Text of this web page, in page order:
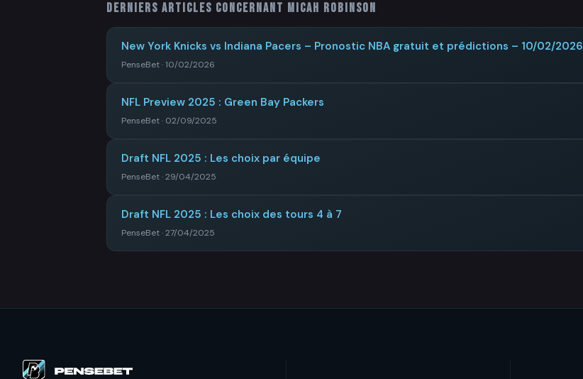
Derniers articles concernant Micah Robinson
New York Knicks vs Indiana Pacers – Pronostic NBA gratuit et prédictions – 10/02/2026
PenseBet · 10/02/2026
NFL Preview 2025 : Green Bay Packers
PenseBet · 02/09/2025
Draft NFL 2025 : Les choix par équipe
PenseBet · 29/04/2025
Draft NFL 2025 : Les choix des tours 4 à 7
PenseBet · 27/04/2025